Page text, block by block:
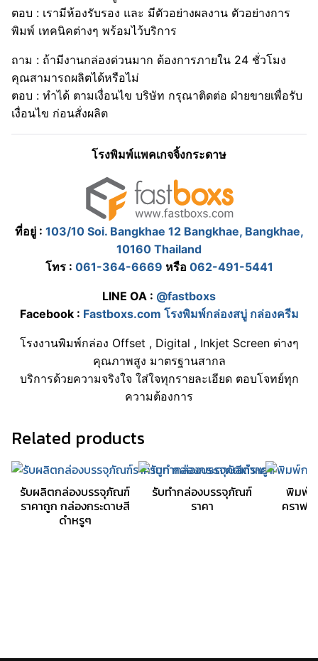
ตอบ : เรามีห้องรับรอง และ มีตัวอย่างผลงาน ตัวอย่างการ
พิมพ์ เทคนิคต่างๆ พร้อมไว้บริการ
ถาม : ถ้ามีงานกล่องด่วนมาก ต้องการภายใน 24 ชั่วโมง
คุณสามารถผลิตได้หรือไม่
ตอบ : ทำได้ ตามเงื่อนไข บริษัท กรุณาติดต่อ ฝ่ายขายเพื่อรับ
เงื่อนไข ก่อนสั่งผลิต
โรงพิมพ์แพคเกจจิ้งกระดาษ
ที่อยู่ : 103/10 Soi. Bangkhae 12 Bangkhae, Bangkhae,
10160 Thailand
โทร : 061-364-6669 หรือ 062-491-5441
LINE OA : @fastboxs
Facebook : Fastboxs.com โรงพิมพ์กล่องสบู่ กล่องครีม
โรงงานพิมพ์กล่อง Offset , Digital , Inkjet Screen ต่างๆ
คุณภาพสูง มาตรฐานสากล
บริการด้วยความจริงใจ ใส่ใจทุกรายละเอียด ตอบโจทย์ทุก
ความต้องการ
Related products
รับผลิตกล่องบรรจุภัณฑ์
ราคาถูก กล่องกระดาษสี
ดำหรูๆ
รับทำกล่องบรรจุภัณฑ์
ราคา
พิมพ์ก
คราฟท์